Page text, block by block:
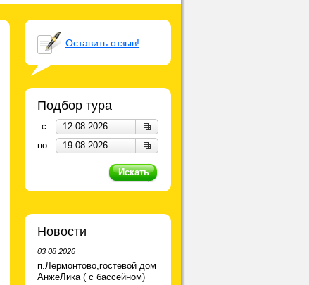
Оставить отзыв!
Подбор тура
c:
по:
Новости
03 08 2026
п.Лермонтово,гостевой дом
АнжеЛика ( с бассейном)